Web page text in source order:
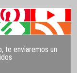
te enviaremos un